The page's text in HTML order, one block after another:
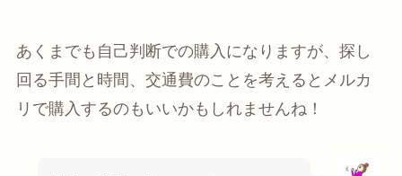
あくまでも自己判断での購入になりますが、探し
回る手間と時間、交通費のことを考えるとメルカ
リで購入するのもいいかもしれませんね！